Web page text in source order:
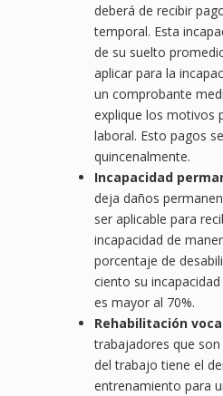
deberá de recibir
temporal. Esta
de su suelto
aplicar para la
un comprobante
explique los motivos
laboral. Esto pagos
quincenalmente.
Incapacidad
deja daños
ser aplicable para
incapacidad de
porcentaje de
ciento su
es mayor al 70%.
Rehabilitación
trabajadores que
del trabajo tiene el
entrenamiento para